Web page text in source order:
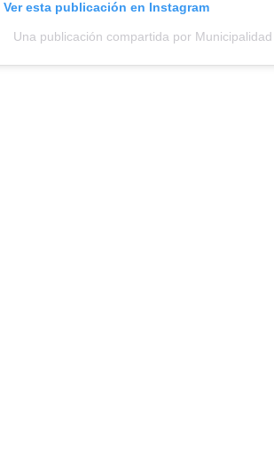
Ver esta publicación en Instagram
Una publicación compartida por